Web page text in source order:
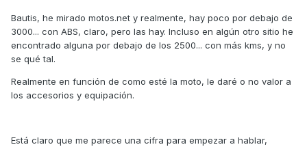
Bautis, he mirado motos.net y realmente, hay poco por debajo de
3000... con ABS, claro, pero las hay. Incluso en algún otro sitio he
encontrado alguna por debajo de los 2500... con más kms, y no
se qué tal.
Realmente en función de como esté la moto, le daré o no valor a
los accesorios y equipación.
Está claro que me parece una cifra para empezar a hablar,